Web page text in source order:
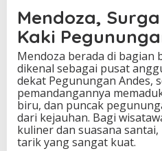
Mendoza,
Kaki
Mendoza berada di bagian
dikenal sebagai pusat
dekat Pegunungan Andes,
pemandangannya
biru, dan puncak
dari kejauhan. Bagi
kuliner dan suasana
tarik yang sangat kuat.